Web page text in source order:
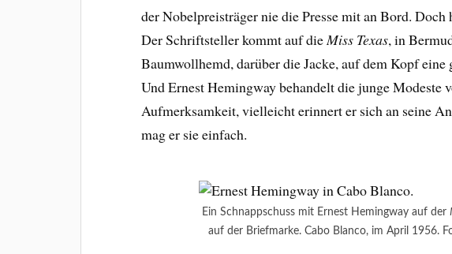
der Nobelpreisträger nie die Presse mit an Bord. Doch
Der Schriftsteller kommt auf die Miss Texas, in
Baumwollhemd, darüber die Jacke, auf dem Kopf eine
Und Ernest Hemingway behandelt die junge Modeste
Aufmerksamkeit, vielleicht erinnert er sich an seine
mag er sie einfach.
Ein Schnappschuss mit Ernest Hemingway auf der
auf der Briefmarke. Cabo Blanco, im April 1956.